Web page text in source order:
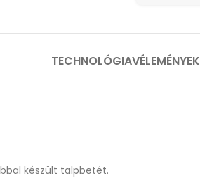
TECHNOLÓGIAVÉLEMÉNYEK
készült talpbetét.